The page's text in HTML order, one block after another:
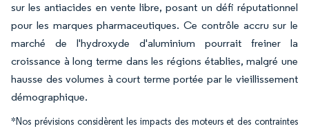
sur les antiacides en vente libre, posant un défi réputationnel
pour les marques pharmaceutiques. Ce contrôle accru sur le
marché de l'hydroxyde d'aluminium pourrait freiner la
croissance à long terme dans les régions établies, malgré une
hausse des volumes à court terme portée par le vieillissement
démographique.
*Nos prévisions considèrent les impacts des moteurs et des contraintes